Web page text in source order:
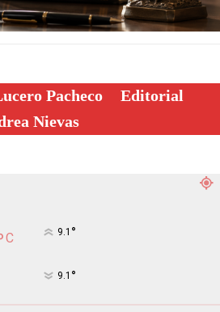
Pacheco
Editorial
Nievas
C 9.1 °
9.1 °